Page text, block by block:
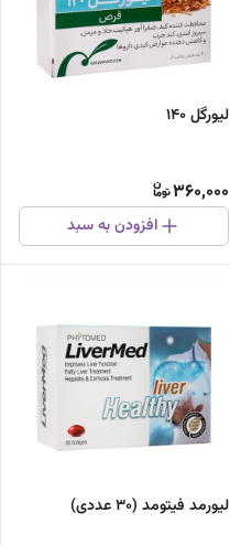
لیورگل 140
360,000
افزودن به سبد
لیورمد فیتومد (30 عددی)